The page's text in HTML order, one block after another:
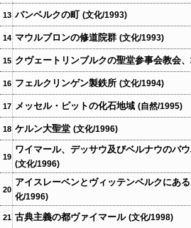
13 バンベルクの町 (文化/1993)
14 マウルブロンの修道院群 (文化/1993)
15 クヴェートリンブルクの聖堂参事会教会
16 フェルクリンゲン製鉄所 (文化/1994)
17 メッセル・ピットの化石地域 (自然/1995)
18 ケルン大聖堂 (文化/1996)
19
ワイマール、デッサウ及びベルナウのバ
(文化/1996)
20
アイスレーベンとヴィッテンベルクにあ
化/1996)
21 古典主義の都ヴァイマール (文化/1998)